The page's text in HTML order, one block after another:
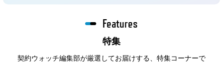
特集
Features
契約ウォッチ編集部が厳選してお届けする、特集コーナーで